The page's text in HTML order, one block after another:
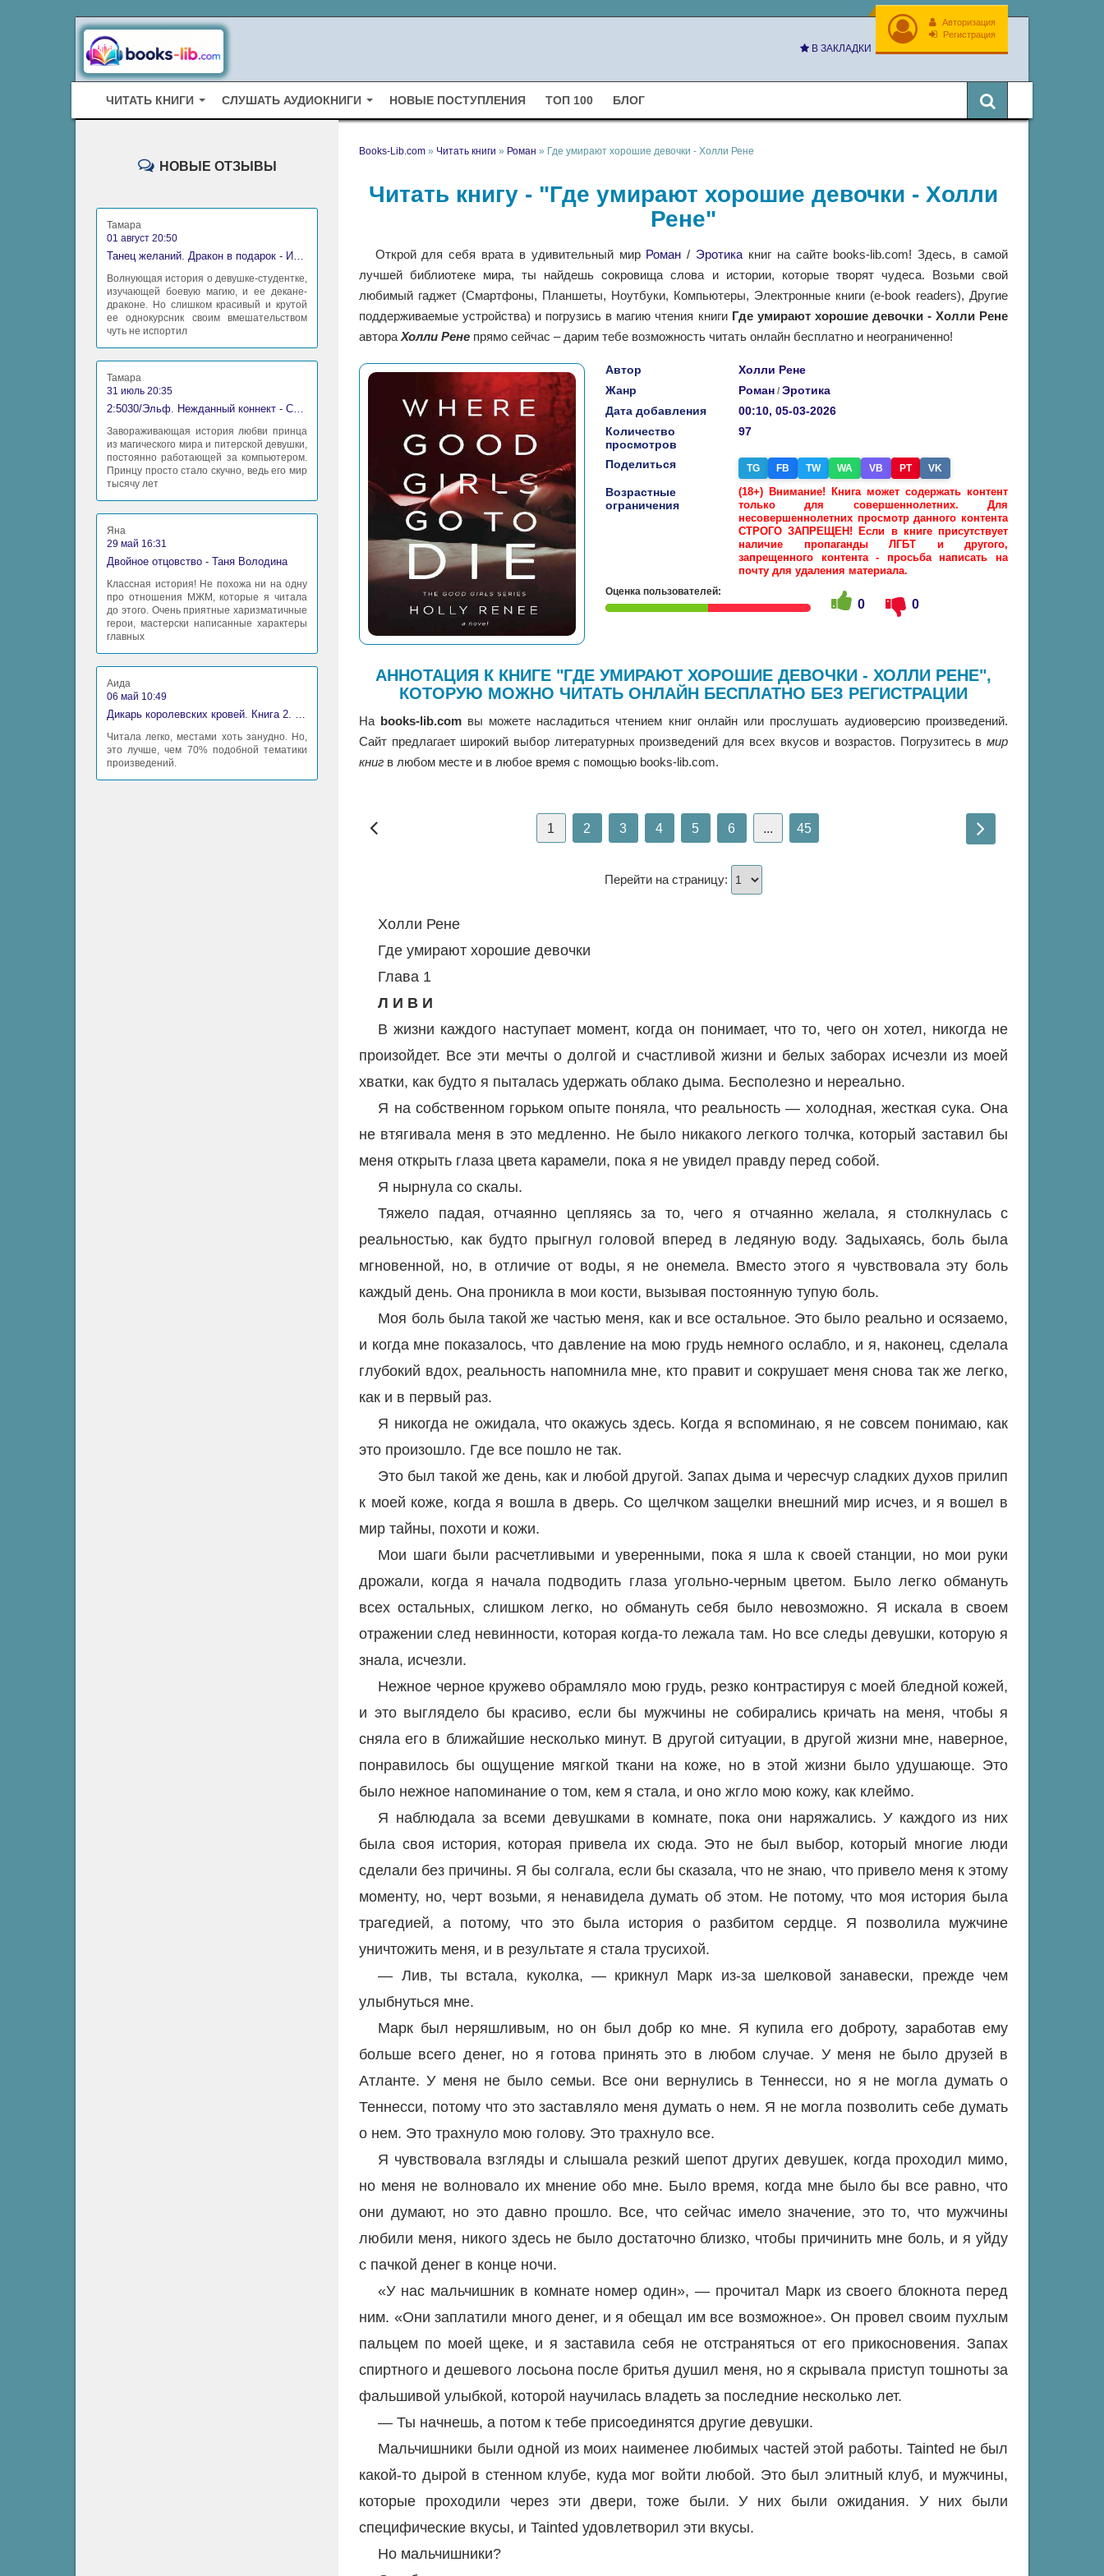
Авторизация
Регистрация
В ЗАКЛАДКИ
ЧИТАТЬ КНИГИ СЛУШАТЬ АУДИОКНИГИ НОВЫЕ ПОСТУПЛЕНИЯ ТОП 100 БЛОГ
Books-Lib.com » Читать книги » Роман » Где умирают хорошие девочки - Холли Рене
Читать книгу - "Где умирают хорошие девочки - Холли
Рене"
Открой для себя врата в удивительный мир Роман / Эротика книг на сайте books-lib.com! Здесь, в самой
лучшей библиотеке мира, ты найдешь сокровища слова и истории, которые творят чудеса. Возьми свой
любимый гаджет (Смартфоны, Планшеты, Ноутбуки, Компьютеры, Электронные книги (e-book readers), Другие
поддерживаемые устройства) и погрузись в магию чтения книги Где умирают хорошие девочки - Холли Рене
автора Холли Рене прямо сейчас – дарим тебе возможность читать онлайн бесплатно и неограниченно!
Автор
Холли Рене
Жанр
Роман / Эротика
Дата добавления
00:10, 05-03-2026
Количество
просмотров
97
Поделиться TG FB TW WA VB PT VK
Возрастные
ограничения
(18+) Внимание! Книга может содержать контент
только для совершеннолетних. Для
несовершеннолетних просмотр данного контента
СТРОГО ЗАПРЕЩЕН! Если в книге присутствует
наличие пропаганды ЛГБТ и другого,
запрещенного контента - просьба написать на
почту для удаления материала.
Оценка пользователей:
0 0
АННОТАЦИЯ К КНИГЕ "ГДЕ УМИРАЮТ ХОРОШИЕ ДЕВОЧКИ - ХОЛЛИ РЕНЕ",
КОТОРУЮ МОЖНО ЧИТАТЬ ОНЛАЙН БЕСПЛАТНО БЕЗ РЕГИСТРАЦИИ
На books-lib.com вы можете насладиться чтением книг онлайн или прослушать аудиоверсию произведений.
Сайт предлагает широкий выбор литературных произведений для всех вкусов и возрастов. Погрузитесь в мир
книг в любом месте и в любое время с помощью books-lib.com.
1 2 3 4 5 6 ... 45
Перейти на страницу:
Холли Рене
Где умирают хорошие девочки
Глава 1
Л И В И
В жизни каждого наступает момент, когда он понимает, что то, чего он хотел, никогда не
произойдет. Все эти мечты о долгой и счастливой жизни и белых заборах исчезли из моей
хватки, как будто я пыталась удержать облако дыма. Бесполезно и нереально.
Я на собственном горьком опыте поняла, что реальность — холодная, жесткая сука. Она
не втягивала меня в это медленно. Не было никакого легкого толчка, который заставил бы
меня открыть глаза цвета карамели, пока я не увидел правду перед собой.
Я нырнула со скалы.
Тяжело падая, отчаянно цепляясь за то, чего я отчаянно желала, я столкнулась с
реальностью, как будто прыгнул головой вперед в ледяную воду. Задыхаясь, боль была
мгновенной, но, в отличие от воды, я не онемела. Вместо этого я чувствовала эту боль
каждый день. Она проникла в мои кости, вызывая постоянную тупую боль.
Моя боль была такой же частью меня, как и все остальное. Это было реально и осязаемо,
и когда мне показалось, что давление на мою грудь немного ослабло, и я, наконец, сделала
глубокий вдох, реальность напомнила мне, кто правит и сокрушает меня снова так же легко,
как и в первый раз.
Я никогда не ожидала, что окажусь здесь. Когда я вспоминаю, я не совсем понимаю, как
это произошло. Где все пошло не так.
Это был такой же день, как и любой другой. Запах дыма и чересчур сладких духов прилип
к моей коже, когда я вошла в дверь. Со щелчком защелки внешний мир исчез, и я вошел в
мир тайны, похоти и кожи.
Мои шаги были расчетливыми и уверенными, пока я шла к своей станции, но мои руки
дрожали, когда я начала подводить глаза угольно-черным цветом. Было легко обмануть
всех остальных, слишком легко, но обмануть себя было невозможно. Я искала в своем
отражении след невинности, которая когда-то лежала там. Но все следы девушки, которую я
знала, исчезли.
Нежное черное кружево обрамляло мою грудь, резко контрастируя с моей бледной кожей,
и это выглядело бы красиво, если бы мужчины не собирались кричать на меня, чтобы я
сняла его в ближайшие несколько минут. В другой ситуации, в другой жизни мне, наверное,
понравилось бы ощущение мягкой ткани на коже, но в этой жизни было удушающе. Это
было нежное напоминание о том, кем я стала, и оно жгло мою кожу, как клеймо.
Я наблюдала за всеми девушками в комнате, пока они наряжались. У каждого из них
была своя история, которая привела их сюда. Это не был выбор, который многие люди
сделали без причины. Я бы солгала, если бы сказала, что не знаю, что привело меня к этому
моменту, но, черт возьми, я ненавидела думать об этом. Не потому, что моя история была
трагедией, а потому, что это была история о разбитом сердце. Я позволила мужчине
уничтожить меня, и в результате я стала трусихой.
— Лив, ты встала, куколка, — крикнул Марк из-за шелковой занавески, прежде чем
улыбнуться мне.
Марк был неряшливым, но он был добр ко мне. Я купила его доброту, заработав ему
больше всего денег, но я готова принять это в любом случае. У меня не было друзей в
Атланте. У меня не было семьи. Все они вернулись в Теннесси, но я не могла думать о
Теннесси, потому что это заставляло меня думать о нем. Я не могла позволить себе думать
о нем. Это трахнуло мою голову. Это трахнуло все.
Я чувствовала взгляды и слышала резкий шепот других девушек, когда проходил мимо,
но меня не волновало их мнение обо мне. Было время, когда мне было бы все равно, что
они думают, но это давно прошло. Все, что сейчас имело значение, это то, что мужчины
любили меня, никого здесь не было достаточно близко, чтобы причинить мне боль, и я уйду
с пачкой денег в конце ночи.
«У нас мальчишник в комнате номер один», — прочитал Марк из своего блокнота перед
ним. «Они заплатили много денег, и я обещал им все возможное». Он провел своим пухлым
пальцем по моей щеке, и я заставила себя не отстраняться от его прикосновения. Запах
спиртного и дешевого лосьона после бритья душил меня, но я скрывала приступ тошноты за
фальшивой улыбкой, которой научилась владеть за последние несколько лет.
— Ты начнешь, а потом к тебе присоединятся другие девушки.
Мальчишники были одной из моих наименее любимых частей этой работы. Tainted не был
какой-то дырой в стенном клубе, куда мог войти любой. Это был элитный клуб, и мужчины,
которые проходили через эти двери, тоже были. У них были ожидания. У них были
специфические вкусы, и Tainted удовлетворил эти вкусы.
Но мальчишники?
НОВЫЕ ОТЗЫВЫ
Тамара
01 август 20:50
Танец желаний. Дракон в подарок - Ирина Алексеева
Волнующая история о девушке-студентке,
изучающей боевую магию, и ее декане-
драконе. Но слишком красивый и крутой
ее однокурсник своим вмешательством
чуть не испортил
Тамара
31 июль 20:35
2:5030/Эльф. Нежданный коннект - Станислав Миков
Завораживающая история любви принца
из магического мира и питерской девушки,
постоянно работающей за компьютером.
Принцу просто стало скучно, ведь его мир
тысячу лет
Яна
29 май 16:31
Двойное отцовство - Таня Володина
Классная история! Не похожа ни на одну
про отношения МЖМ, которые я читала
до этого. Очень приятные харизматичные
герои, мастерски написанные характеры
главных
Аида
06 май 10:49
Дикарь королевских кровей. Книга 2. Леди-фаворитка - Анна Сергеевна Гаврилова
Читала легко, местами хоть занудно. Но,
это лучше, чем 70% подобной тематики
произведений.